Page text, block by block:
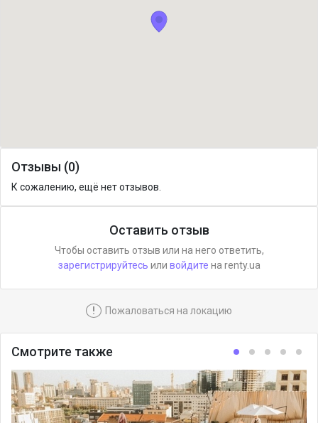
Отзывы (0)
К сожалению, ещё нет отзывов.
Оставить отзыв
Чтобы оставить отзыв или на него ответить,
зарегистрируйтесь или войдите на renty.ua
! Пожаловаться на локацию
Смотрите также